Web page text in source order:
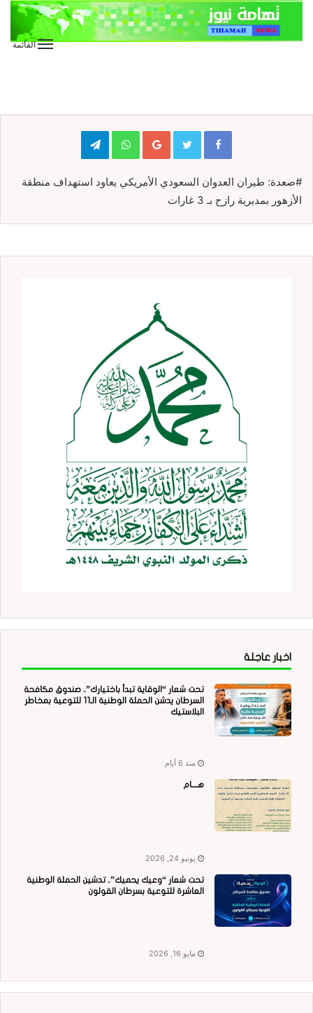
القائمة
Google+
WhatsApp
Telegram
#صعدة: طيران العدوان السعودي الأمريكي يعاود استهداف منطقة
الأزهور بمديرية رازح بـ 3 غارات
اخبار عاجلة
تحت شعار “الوقاية تبدأ باختيارك”.. صندوق مكافحة
السرطان يدشن الحملة الوطنية الـ11 للتوعية بمخاطر
البلاستيك
منذ 6 أيام
هــــام
يونيو 24, 2026
تحت شعار “وعيك يحميك”.. تدشين الحملة الوطنية
العاشرة للتوعية بسرطان القولون
مايو 16, 2026